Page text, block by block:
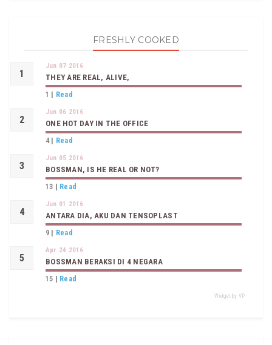
FRESHLY COOKED
Jun 07 2016
THEY ARE REAL, ALIVE,
1 Read
Jun 06 2016
ONE HOT DAY IN THE OFFICE
4| Read
Jun 05 2016
BOSSMAN, IS HE REAL OR NOT?
13 Read
Jun 01 2016
ANTARA DIA, AKU DAN TENSOPLAST
9 Read
Apr 24 2016
BOSSMAN BERAKSI DI 4 NEGARA
15 Read
Widget by VP